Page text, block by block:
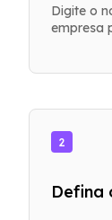
Digite o
empresa
2
Defina